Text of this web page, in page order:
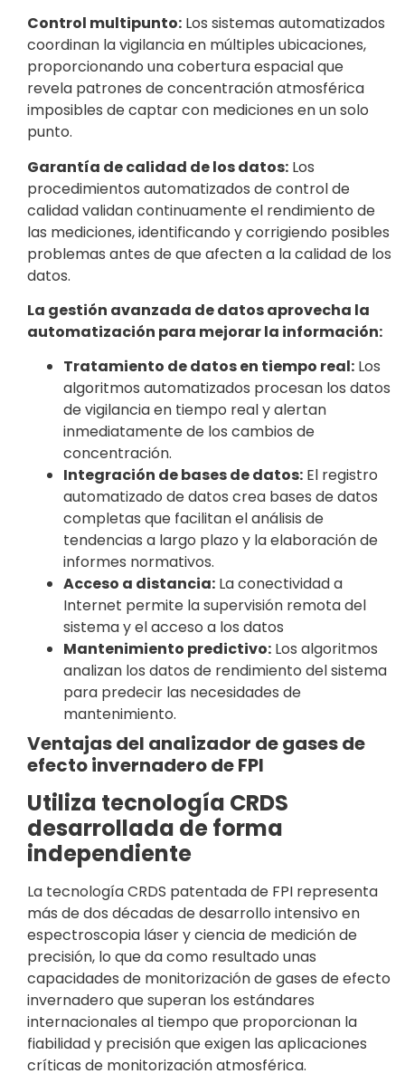
Control multipunto: Los sistemas automatizados
coordinan la vigilancia en múltiples ubicaciones,
proporcionando una cobertura espacial que
revela patrones de concentración atmosférica
imposibles de captar con mediciones en un solo
punto.
Garantía de calidad de los datos: Los
procedimientos automatizados de control de
calidad validan continuamente el rendimiento de
las mediciones, identificando y corrigiendo posibles
problemas antes de que afecten a la calidad de los
datos.
La gestión avanzada de datos aprovecha la
automatización para mejorar la información:
Tratamiento de datos en tiempo real: Los
algoritmos automatizados procesan los datos
de vigilancia en tiempo real y alertan
inmediatamente de los cambios de
concentración.
Integración de bases de datos: El registro
automatizado de datos crea bases de datos
completas que facilitan el análisis de
tendencias a largo plazo y la elaboración de
informes normativos.
Acceso a distancia: La conectividad a
Internet permite la supervisión remota del
sistema y el acceso a los datos
Mantenimiento predictivo: Los algoritmos
analizan los datos de rendimiento del sistema
para predecir las necesidades de
mantenimiento.
Ventajas del analizador de gases de
efecto invernadero de FPI
Utiliza tecnología CRDS
desarrollada de forma
independiente
La tecnología CRDS patentada de FPI representa
más de dos décadas de desarrollo intensivo en
espectroscopia láser y ciencia de medición de
precisión, lo que da como resultado unas
capacidades de monitorización de gases de efecto
invernadero que superan los estándares
internacionales al tiempo que proporcionan la
fiabilidad y precisión que exigen las aplicaciones
críticas de monitorización atmosférica.